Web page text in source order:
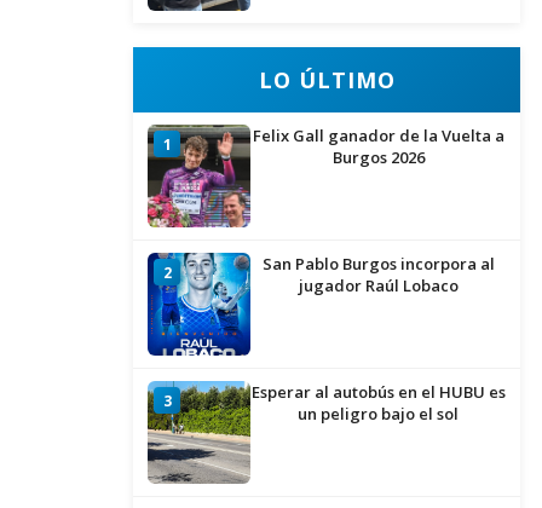
LO ÚLTIMO
1
Felix Gall ganador de la Vuelta a
Burgos 2026
2
San Pablo Burgos incorpora al
jugador Raúl Lobaco
3
Esperar al autobús en el HUBU es
un peligro bajo el sol